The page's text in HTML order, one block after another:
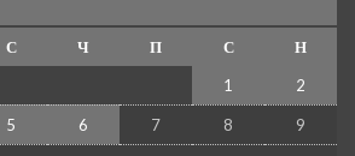
С Ч П С
Н
1
2
5 6 7 8 9